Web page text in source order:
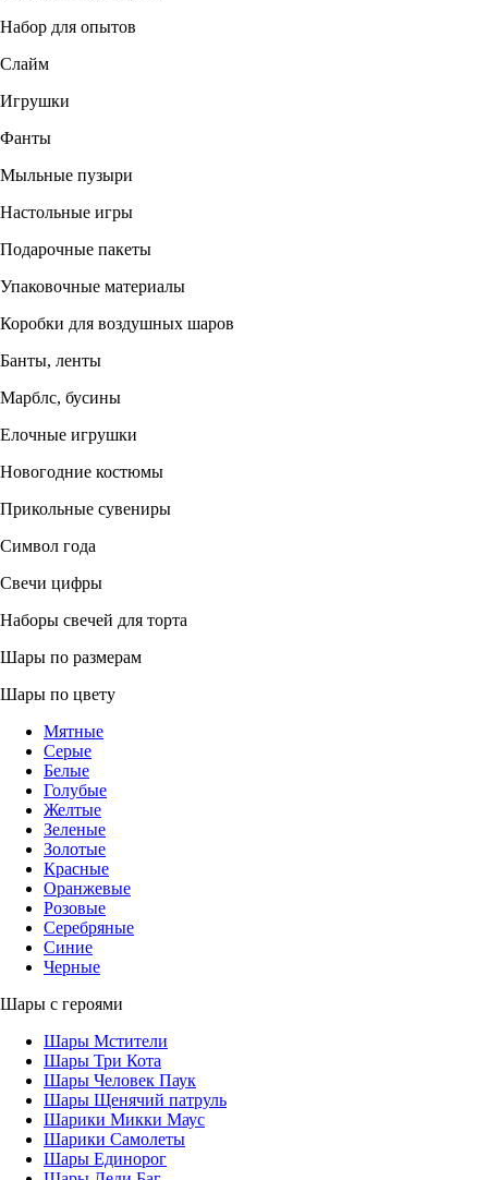
Набор для опытов
Слайм
Игрушки
Фанты
Мыльные пузыри
Настольные игры
Подарочные пакеты
Упаковочные материалы
Коробки для воздушных шаров
Банты, ленты
Марблс, бусины
Елочные игрушки
Новогодние костюмы
Прикольные сувениры
Символ года
Свечи цифры
Наборы свечей для торта
Шары по размерам
Шары по цвету
Мятные
Серые
Белые
Голубые
Желтые
Зеленые
Золотые
Красные
Оранжевые
Розовые
Серебряные
Синие
Черные
Шары с героями
Шары Мстители
Шары Три Кота
Шары Человек Паук
Шары Щенячий патруль
Шарики Микки Маус
Шарики Самолеты
Шары Единорог